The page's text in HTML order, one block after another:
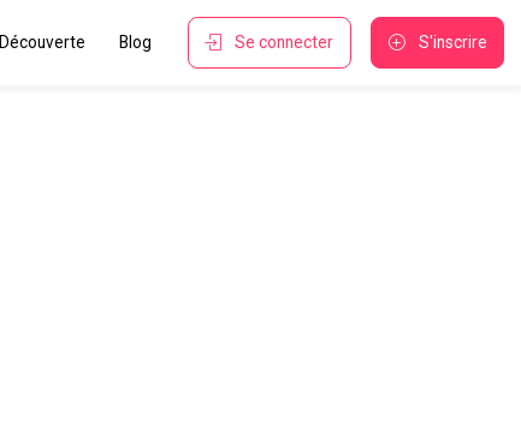
Découverte Blog S'inscrire
Se connecter